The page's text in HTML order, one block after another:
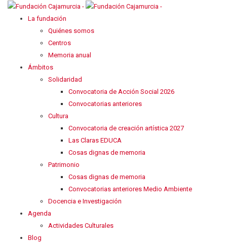
La fundación
Quiénes somos
Centros
Memoria anual
Ámbitos
Solidaridad
Convocatoria de Acción Social 2026
Convocatorias anteriores
Cultura
Convocatoria de creación artística 2027
Las Claras EDUCA
Cosas dignas de memoria
Patrimonio
Cosas dignas de memoria
Convocatorias anteriores Medio Ambiente
Docencia e Investigación
Agenda
Actividades Culturales
Blog